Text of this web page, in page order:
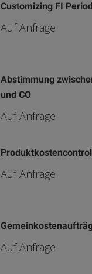
Customizing FI
Auf Anfrage
Abstimmung
und CO
Auf Anfrage
Auf Anfrage
Auf Anfrage